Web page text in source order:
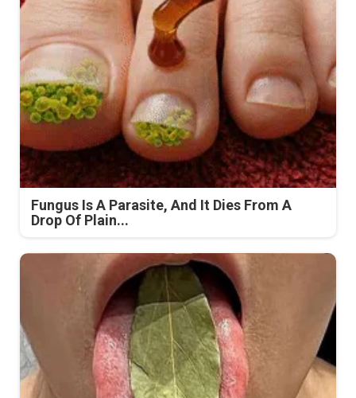
Fungus Is A Parasite, And It Dies From A
Drop Of Plain...